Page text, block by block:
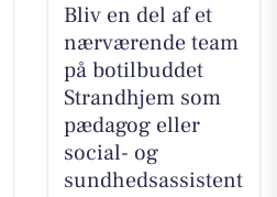
Bliv en del af et
nærværende team
på botilbuddet
Strandhjem som
pædagog eller
social- og
sundhedsassistent